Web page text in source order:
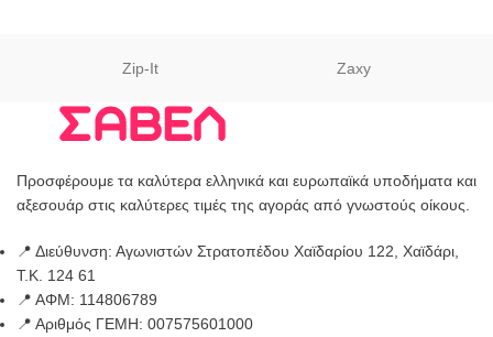
Zip-It Zaxy
Προσφέρουμε τα καλύτερα ελληνικά και ευρωπαϊκά υποδήματα και
αξεσουάρ στις καλύτερες τιμές της αγοράς από γνωστούς οίκους.
📍 Διεύθυνση: Αγωνιστών Στρατοπέδου Χαϊδαρίου 122, Χαϊδάρι,
Τ.Κ. 124 61
📍 ΑΦΜ: 114806789
📍 Αριθμός ΓΕΜΗ: 007575601000